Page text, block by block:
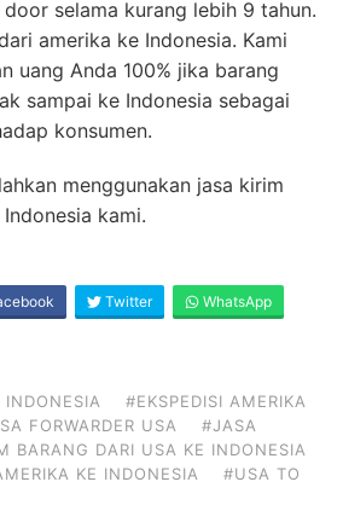
selama kurang lebih 9 tahun.
amerika ke Indonesia. Kami
uang Anda 100% jika barang
sampai ke Indonesia sebagai
konsumen.
menggunakan jasa kirim
kami.
Twitter WhatsApp
#EKSPEDISI AMERIKA
FORWARDER USA
#JASA
BARANG DARI USA KE INDONESIA
KE INDONESIA
#USA TO